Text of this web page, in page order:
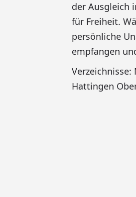
der Ausgleich
für Freiheit.
persönliche
empfangen
Hattingen